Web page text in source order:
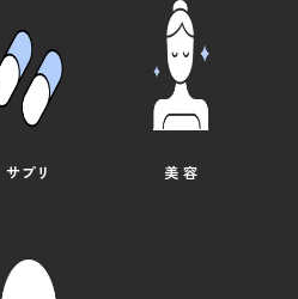
サプリ 美 容